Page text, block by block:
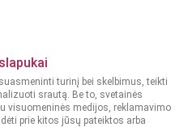
turinį bei skelbimus, teikti
srautą. Be to, svetainės
visuomeninės medijos, reklamavimo
prie kitos jūsų pateiktos arba